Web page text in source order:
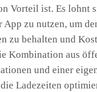
Vorteil ist. Es lohnt
App zu nutzen, um
zu behalten und
Kombination aus
und einer
Ladezeiten